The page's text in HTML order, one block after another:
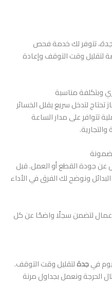
، تتوفر لك خدمة فحص
وقت التوقف وإعادة
وبتكلفة مناسبة
لتدخل سريع يقلل الخسائر
تتوافر على مدار الساعة
عن جودة القطع أو العمل. قبل
ونوضح لك الفرق في الأداء
لتضمن سجلًا واضحًا عن كل
فيجدةلتقليل وقت التوقف.
الحرجة ونعمل بجداول مرنة